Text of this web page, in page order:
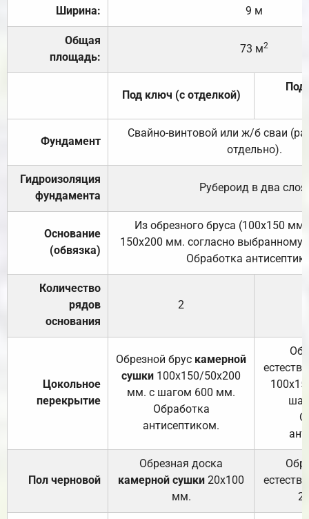
Ширина: 9 м
Общая
площадь:
73 м2
Под ключ (с отделкой)
Под
Фундамент
Свайно-винтовой или ж/б сваи
отдельно).
Гидроизоляция
фундамента
Рубероид в два слоя.
Основание
(обвязка)
Из обрезного бруса (100х150
150х200 мм. согласно выбранному
Обработка
Количество
рядов
основания
2
Цокольное
перекрытие
Обрезной брус камерной
сушки 100х150/50х200
мм. с шагом 600 мм.
Обработка
антисептиком.
Пол черновой
Обрезная доска
камерной сушки 20х100
мм.